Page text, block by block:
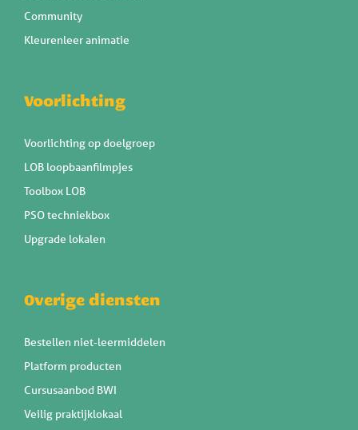
Community
Kleurenleer animatie
Voorlichting
Voorlichting op doelgroep
LOB loopbaanfilmpjes
Toolbox LOB
PSO techniekbox
Upgrade lokalen
Overige diensten
Bestellen niet-leermiddelen
Platform producten
Cursusaanbod BWI
Veilig praktijklokaal